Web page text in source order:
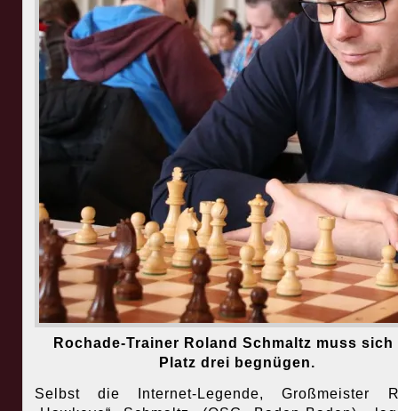
Rochade-Trainer Roland Schmaltz muss sich
Platz drei begnügen.
Selbst die Internet-Legende, Großmeister